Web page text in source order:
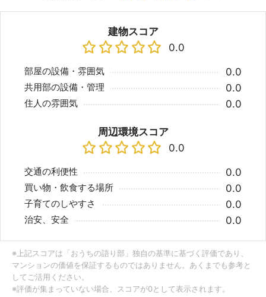
建物スコア
0.0
部屋の設備・雰囲気 0.0
共用部の設備・管理 0.0
住人の雰囲気 0.0
周辺環境スコア
0.0
交通の利便性 0.0
買い物・飲食する場所 0.0
子育てのしやすさ 0.0
治安、安全 0.0
※上記スコアは「おうちの語り部」独自の基準に基づく評価であり、
マンションの価値を保証するものではありません。あくまでも参考と
してご活用ください。
※評価が集まっていない場合、スコアが0として表示されます。